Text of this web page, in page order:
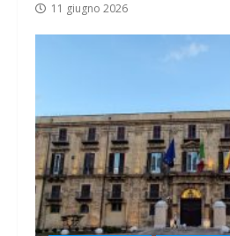
11 giugno 2026